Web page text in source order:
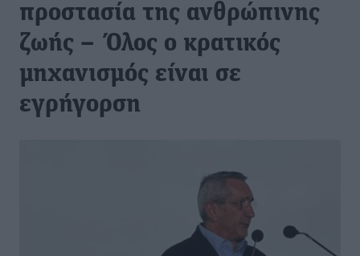
προστασία της ανθρώπινης
ζωής – Όλος ο κρατικός
μηχανισμός είναι σε
εγρήγορση